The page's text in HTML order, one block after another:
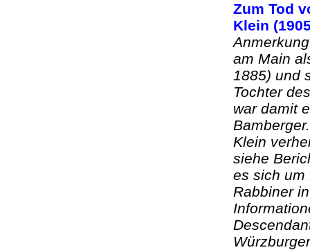
Zum Tod
Klein
am Main
1885) und
Tochter
war damit
Klein
siehe
es sich um
Rabbiner